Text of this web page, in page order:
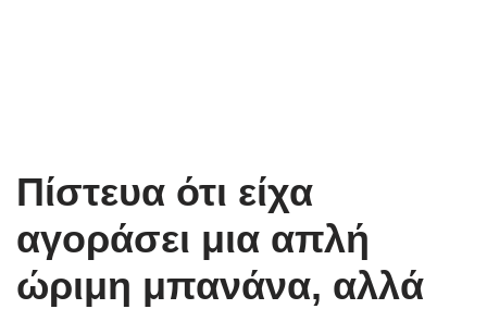
Πίστευα ότι είχα
αγοράσει μια απλή
ώριμη μπανάνα, αλλά